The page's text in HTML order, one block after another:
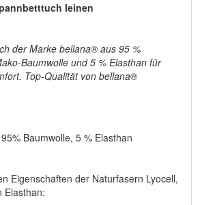
leinen
der Marke bellana® aus 95 %
Baumwolle und 5 % Elasthan für
Top-Qualität von bellana®
Baumwolle, 5 % Elasthan
Eigenschaften der Naturfasern Lyocell,
Elasthan: